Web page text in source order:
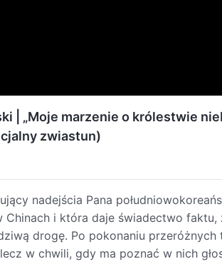
| „Moje marzenie o królestwie
zwiastun)
nadejścia Pana
Chinach i która daje świadectwo
drogę. Po pokonaniu przeróżnych
w chwili, gdy ma poznać w nich